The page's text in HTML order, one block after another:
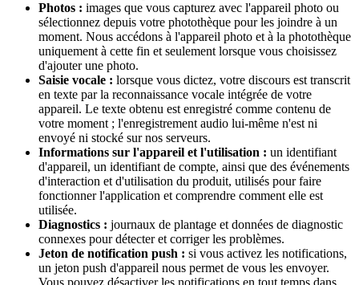
Photos : images que vous capturez avec l'appareil photo ou
sélectionnez depuis votre photothèque pour les joindre à un
moment. Nous accédons à l'appareil photo et à la photothèque
uniquement à cette fin et seulement lorsque vous choisissez
d'ajouter une photo.
Saisie vocale : lorsque vous dictez, votre discours est transcrit
en texte par la reconnaissance vocale intégrée de votre
appareil. Le texte obtenu est enregistré comme contenu de
votre moment ; l'enregistrement audio lui-même n'est ni
envoyé ni stocké sur nos serveurs.
Informations sur l'appareil et l'utilisation : un identifiant
d'appareil, un identifiant de compte, ainsi que des événements
d'interaction et d'utilisation du produit, utilisés pour faire
fonctionner l'application et comprendre comment elle est
utilisée.
Diagnostics : journaux de plantage et données de diagnostic
connexes pour détecter et corriger les problèmes.
Jeton de notification push : si vous activez les notifications,
un jeton push d'appareil nous permet de vous les envoyer.
Vous pouvez désactiver les notifications en tout temps dans